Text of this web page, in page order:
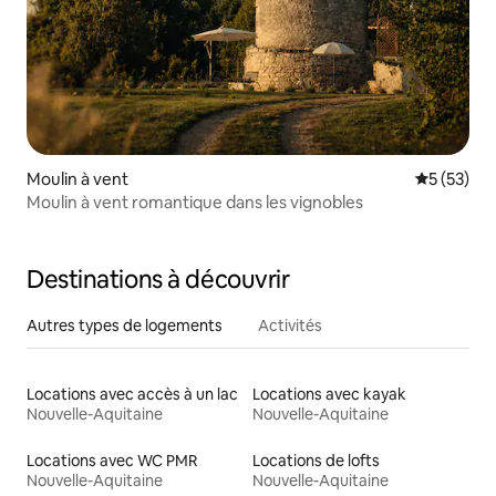
Moulin à vent
5 (53)
Moulin à vent romantique dans les vignobles
Destinations à découvrir
Autres types de logements Activités
Locations avec accès à un lac
Nouvelle-Aquitaine
Locations avec kayak
Nouvelle-Aquitaine
Locations avec WC PMR
Nouvelle-Aquitaine
Locations de lofts
Nouvelle-Aquitaine